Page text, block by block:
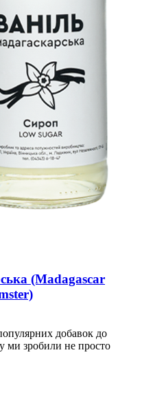
(Madagascar
добавок до
ми зробили не просто